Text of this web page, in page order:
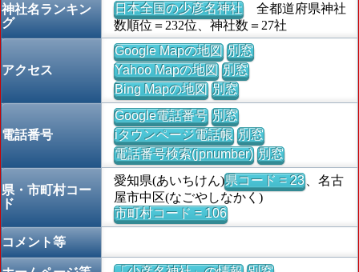
神社名ランキン
グ
日本全国の少彦名神社全都道府県神社
数順位＝232位、神社数＝27社
アクセス
Google Mapの地図 別窓
Yahoo Mapの地図 別窓
Bing Mapの地図 別窓
電話番号
Google電話番号 別窓
iタウンページ電話帳 別窓
電話番号検索(jpnumber) 別窓
県・市町村コー
ド
愛知県(あいちけん)県コード = 23、名古
屋市中区(なごやしなかく)
市町村コード = 106
コメント等